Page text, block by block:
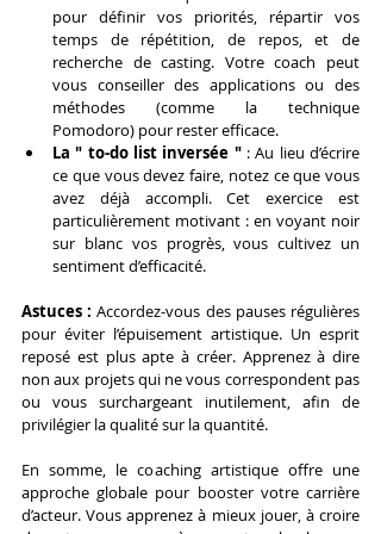
pour définir vos priorités, répartir vos
temps de répétition, de repos, et de
recherche de casting. Votre coach peut
vous conseiller des applications ou des
méthodes (comme la technique
Pomodoro) pour rester efficace.
La " to-do list inversée " : Au lieu d’écrire
ce que vous devez faire, notez ce que vous
avez déjà accompli. Cet exercice est
particulièrement motivant : en voyant noir
sur blanc vos progrès, vous cultivez un
sentiment d’efficacité.
Astuces : Accordez-vous des pauses régulières
pour éviter l’épuisement artistique. Un esprit
reposé est plus apte à créer. Apprenez à dire
non aux projets qui ne vous correspondent pas
ou vous surchargeant inutilement, afin de
privilégier la qualité sur la quantité.
En somme, le coaching artistique offre une
approche globale pour booster votre carrière
d’acteur. Vous apprenez à mieux jouer, à croire